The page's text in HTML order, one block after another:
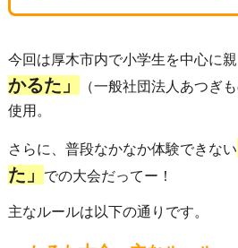
今回は厚木市内で小学生を中心に
かるた」
（一般社団法人あつぎ
使用。
さらに、普段なかなか体験できない
た」
での大会だってー！
主なルールは以下の通りです。